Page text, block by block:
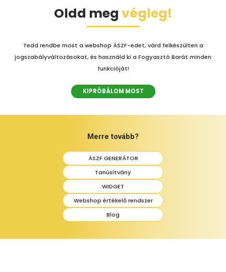
Oldd meg végleg!
Tedd rendbe most a webshop ÁSZF-edet, várd felkészülten a
jogszabályváltozásokat, és használd ki a Fogyasztó Barát minden
funkcióját!
KIPRÓBÁLOM MOST
Merre tovább?
ÁSZF GENERÁTOR
Tanúsítvány
WIDGET
Webshop értékelő rendszer
Blog